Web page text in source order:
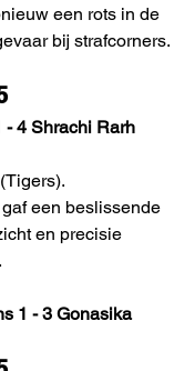
een rots in de
bij strafcorners.
- 4 Shrachi Rarh
een beslissende
en precisie
1 - 3 Gonasika